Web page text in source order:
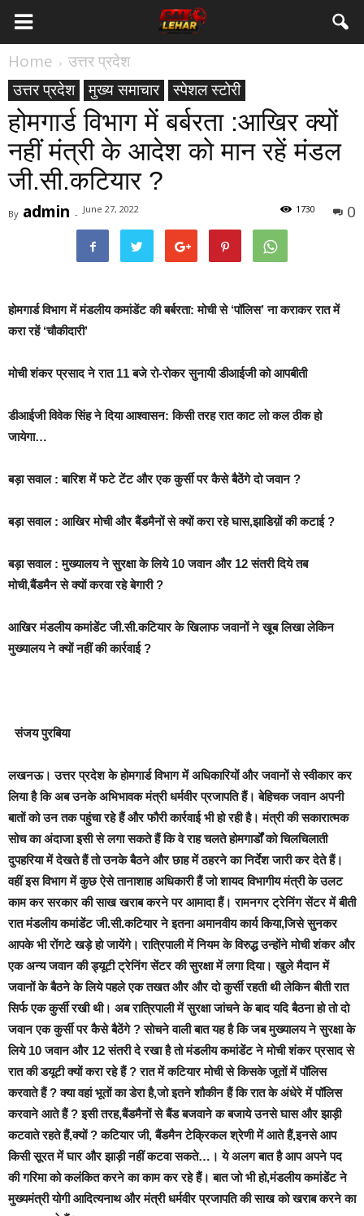
Home
उत्तर प्रदेश
उत्तर प्रदेश
मुख्य समाचार स्पेशल स्टोरी
होमगार्ड विभाग में बर्बरता :आखिर क्यों
नहीं मंत्री के आदेश को मान रहें मंडल
जी.सी.कटियार ?
By admin - June 27, 2022 0
1730
होमगार्ड विभाग में मंडलीय कमांडेंट की बर्बरता: मोची से ‘पॉलिस’ ना कराकर रात में
करा रहें ‘चौकीदारी’
मोची शंकर प्रसाद ने रात 11 बजे रो-रोकर सुनायी डीआईजी को आपबीती
डीआईजी विवेक सिंह ने दिया आश्वासन: किसी तरह रात काट लो कल ठीक हो
जायेगा…
बड़ा सवाल : बारिश में फटे टेंट और एक कुर्सी पर कैसे बैठेंगे दो जवान ?
बड़ा सवाल : आखिर मोची और बैंडमैनों से क्यों करा रहे घास,झाडिय़ों की कटाई ?
बड़ा सवाल : मुख्यालय ने सुरक्षा के लिये 10 जवान और 12 संतरी दिये तब
मोची,बैंडमैन से क्यों करवा रहे बेगारी ?
आखिर मंडलीय कमांडेंट जी.सी.कटियार के खिलाफ जवानों ने खूब लिखा लेकिन
मुख्यालय ने क्यों नहीं की कार्रवाई ?
संजय पुरबिया
लखनऊ। उत्तर प्रदेश के होमगार्ड विभाग में अधिकारियों और जवानों से स्वीकार कर
लिया है कि अब उनके अभिभावक मंत्री धर्मवीर प्रजापति हैं। बेहिचक जवान अपनी
बातों को उन तक पहुंचा रहे हैं और फौरी कार्रवाई भी हो रही है।मंत्री की सकारात्मक
सोच का अंदाजा इसी से लगा सकते हैं कि वे राह चलते होमगार्डों को चिलचिलाती
दुपहरिया में देखते हैं तो उनके बैठने और छाह में ठहरने का निर्देश जारी कर देते हैं।
वहीं इसविभाग में कुछ ऐसे तानाशाह अधिकारी हैं जो शायद विभागीय मंत्री के उलट
काम कर सरकार की साख खराब करने पर आमादा हैं। रामनगर ट्रेनिंग सेंटर में बीती
रात मंडलीय कमांडेंट जी.सी.कटियार ने इतना अमानवीय कार्य किया,जिसे सुनकर
आपके भी रोंगटे खड़े हो जायेंगे। रात्रिपाली में नियम के विरुद्ध उन्होंने मोची शंकर और
एक अन्य जवान की ड्यूटी ट्रेनिंग सेंटर की सुरक्षा में लगा दिया। खुले मैदान में
जवानों के बैठने के लिये पहले एक तखत और और दो कुर्सी रहती थी लेकिन बीती रात
सिर्फ एक कुर्सी रखी थी। अब रात्रिपाली में सुरक्षा जांचने के बाद यदि बैठना हो तो दो
जवान एक कुर्सी पर कैसे बैठेंगे ? सोचने वाली बात यह है कि जब मुख्यालय ने सुरक्षा के
लिये 10 जवान और 12 संतरी दे रखा है तो मंडलीय कमांडेंट ने मोची शंकर प्रसाद से
रात की डयूटी क्यों करा रहे हैं ?रात में कटियार मोची से किसके जूतों में पॉलिस
करवाते हैं ? क्या वहां भूतों का डेरा है,जो इतने शौकीन हैं कि रात के अंधेरे में पॉलिस
करवाने आते हैं ?इसी तरह,बैंडमैनों से बैंड बजवाने क बजाये उनसे घास और झाड़ी
कटवाते रहते हैं,क्यों ? कटियार जी, बैंडमैन टेक्रिकल श्रेणी में आते हैं,इनसे आप
किसी सूरत में घार और झाड़ी नहीं कटवा सकते…। ये अलग बात हैआप अपने पद
की गरिमा को कलंकित करने का काम कर रहे हैं। बात जो भी हो,मंडलीय कमांडेंट ने
मुख्यमंत्री योगी आदित्यनाथ और मंत्री धर्मवीर प्रजापति की साख को खराब करने का